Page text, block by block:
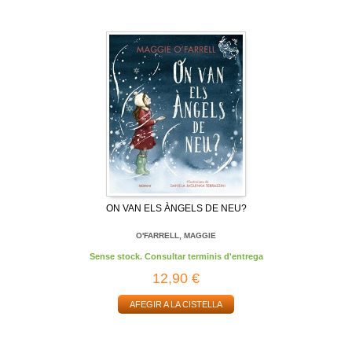
ON VAN ELS ÀNGELS DE NEU?
O'FARRELL, MAGGIE
Sense stock. Consultar terminis d'entrega
12,90 €
AFEGIR A LA CISTELLA